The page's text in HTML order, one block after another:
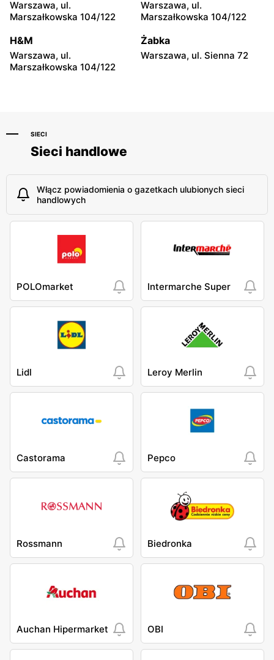
Warszawa, ul. Sándora
Warszawa, ul. Wrzeciono
Lewiatan
Warszawa, ul. Antoniego
Lewiatan
Warszawa, ul.
Marszałkowska 104/122
Warszawa, ul.
Marszałkowska 104/122
H&M
Warszawa, ul.
Marszałkowska 104/122
Żabka
Warszawa, ul. Sienna 72
SIECI
Sieci handlowe
Włącz powiadomienia o gazetkach ulubionych sieci
handlowych
POLOmarket Intermarche Super
Lidl Leroy Merlin
Castorama Pepco
Rossmann Biedronka
Auchan Hipermarket OBI